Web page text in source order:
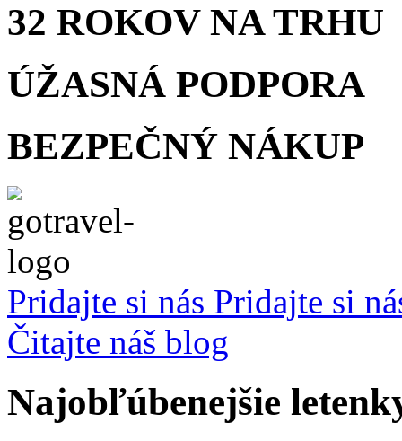
32 ROKOV NA TRHU
ÚŽASNÁ PODPORA
BEZPEČNÝ NÁKUP
Pridajte si nás Pridajte si
Čitajte náš blog
Najobľúbenejšie